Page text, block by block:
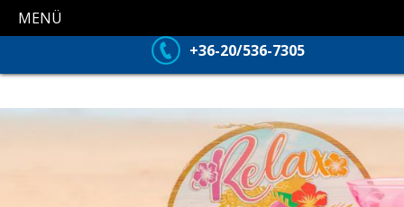
MENÜ
+36-20/536-7305